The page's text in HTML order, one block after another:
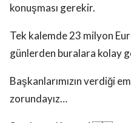
konuşması gerekir.
Tek kalemde 23 milyon
günlerden buralara kolay
Başkanlarımızın verdiği
zorundayız…